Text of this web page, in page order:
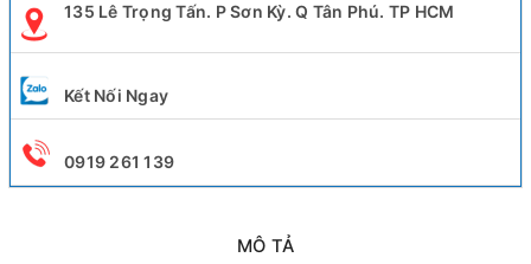
135 Lê Trọng Tấn. P Sơn Kỳ. Q Tân Phú. TP HCM
Kết Nối Ngay
0919 261 139
MÔ TẢ